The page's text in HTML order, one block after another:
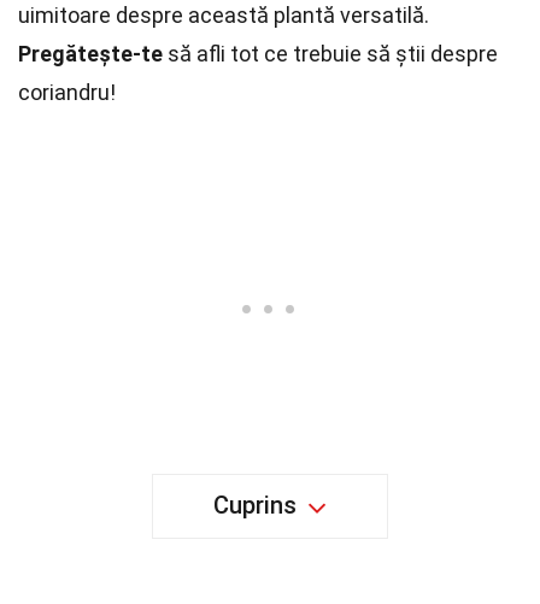
uimitoare despre această plantă versatilă.
Pregătește-te să afli tot ce trebuie să știi despre
coriandru!
Cuprins